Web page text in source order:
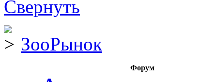
ЗооРынок
Форум